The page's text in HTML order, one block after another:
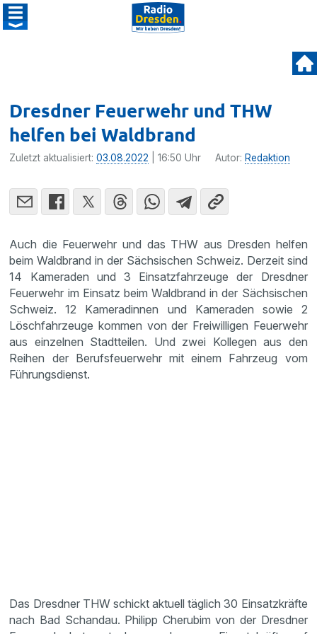
Dresdner Feuerwehr und THW
helfen bei Waldbrand
Zuletzt aktualisiert:03.08.2022 | 16:50 Uhr Autor: Redaktion
Auch die Feuerwehr und das THW aus Dresden helfen
beim Waldbrand in der Sächsischen Schweiz. Derzeit sind
14 Kameraden und 3 Einsatzfahrzeuge der Dresdner
Feuerwehr im Einsatz beim Waldbrand in der Sächsischen
Schweiz. 12 Kameradinnen und Kameraden sowie 2
Löschfahrzeuge kommen von der Freiwilligen Feuerwehr
aus einzelnen Stadtteilen. Und zwei Kollegen aus den
Reihen der Berufsfeuerwehr mit einem Fahrzeug vom
Führungsdienst.
Das Dresdner THW schickt aktuell täglich 30 Einsatzkräfte
nach Bad Schandau. Philipp Cherubim von der Dresdner